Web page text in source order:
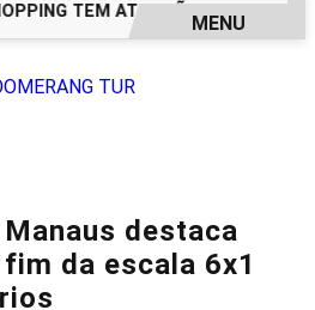
TEM ATRAÇÕES PARA TODAS
MENU
destaca
da escala 6x1